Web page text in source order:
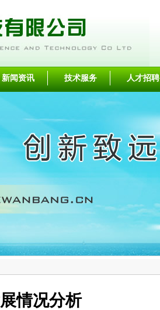
新闻资讯 技术服务 人才招聘
情况分析